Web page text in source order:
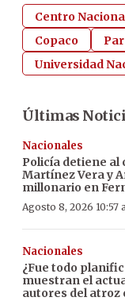
Centro
Copaco
Universidad
Últimas
Nacionales
Policía detiene al
Martínez Vera y
millonario en
Agosto 8, 2026 10:57
Nacionales
¿Fue todo
muestran el
autores del atroz